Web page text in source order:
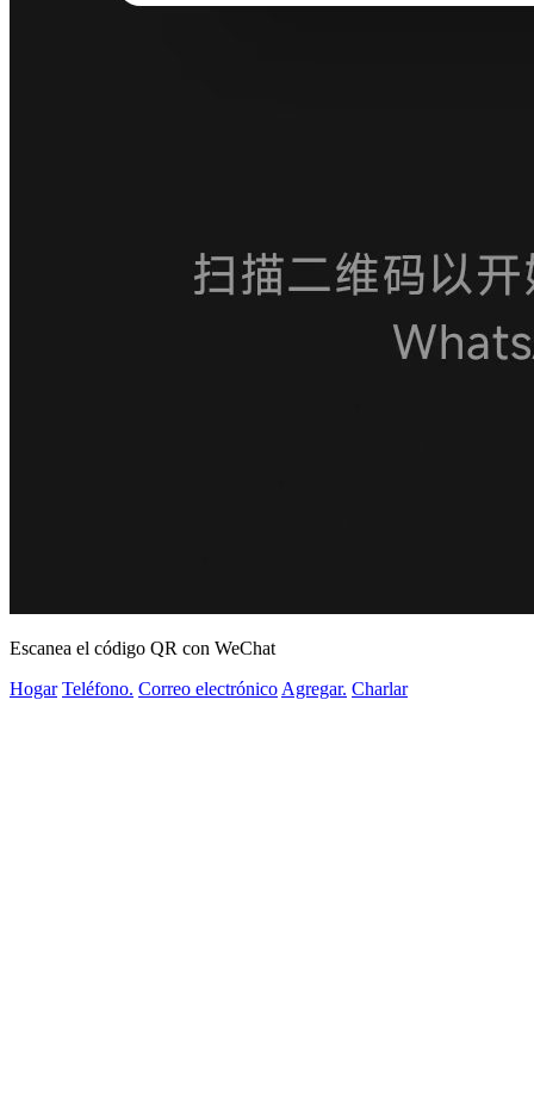
Escanea el código QR con WeChat
Hogar Teléfono. Correo electrónico Agregar. Charlar